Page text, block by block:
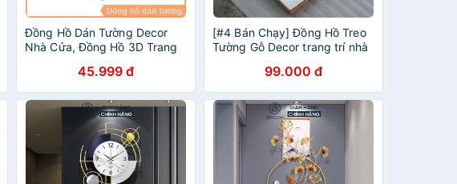
Đồng Hồ Dán Tường Decor
Nhà Cửa, Đồng Hồ 3D Trang
45.999 đ
[#4 Bán Chạy] Đồng Hồ Treo
Tường Gỗ Decor trang trí nhà
99.000 đ